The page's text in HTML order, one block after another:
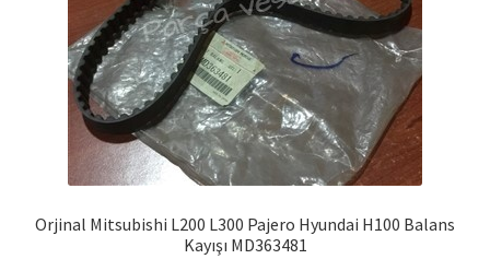
Orjinal Mitsubishi L200 L300 Pajero Hyundai H100 Balans
Kayışı MD363481